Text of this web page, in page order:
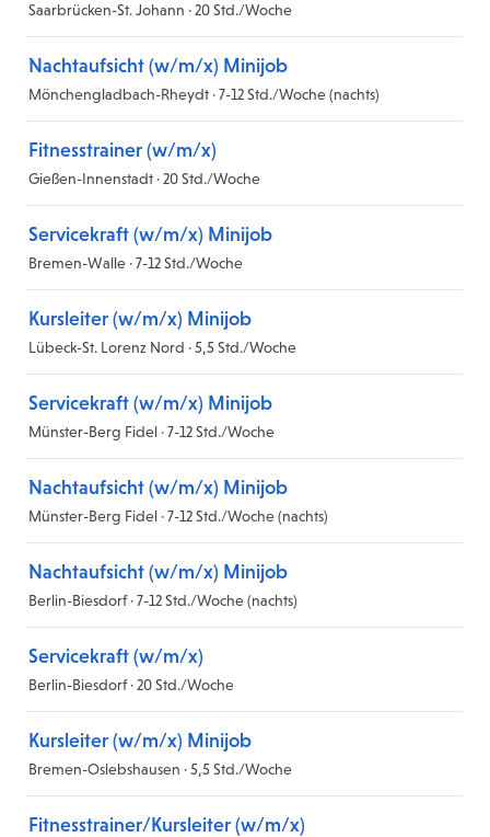
Saarbrücken-St. Johann · 20 Std./Woche
Nachtaufsicht (w/m/x) Minijob
Mönchengladbach-Rheydt · 7-12 Std./Woche (nachts)
Fitnesstrainer (w/m/x)
Gießen-Innenstadt · 20 Std./Woche
Servicekraft (w/m/x) Minijob
Bremen-Walle · 7-12 Std./Woche
Kursleiter (w/m/x) Minijob
Lübeck-St. Lorenz Nord · 5,5 Std./Woche
Servicekraft (w/m/x) Minijob
Münster-Berg Fidel · 7-12 Std./Woche
Nachtaufsicht (w/m/x) Minijob
Münster-Berg Fidel · 7-12 Std./Woche (nachts)
Nachtaufsicht (w/m/x) Minijob
Berlin-Biesdorf · 7-12 Std./Woche (nachts)
Servicekraft (w/m/x)
Berlin-Biesdorf · 20 Std./Woche
Kursleiter (w/m/x) Minijob
Bremen-Oslebshausen · 5,5 Std./Woche
Fitnesstrainer/Kursleiter (w/m/x)